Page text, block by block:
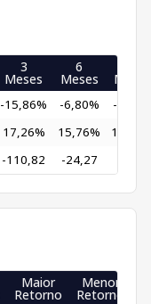
3
Meses
6
Meses Meses
-15,86% -6,80%
-
17,26% 15,76%
-110,82 -24,27
Maior
Retorno
Menor
Retorno